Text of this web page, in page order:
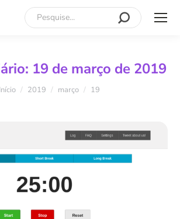
Search:
19 de março de 2019
Você está aqui:
Início 2019 março 19